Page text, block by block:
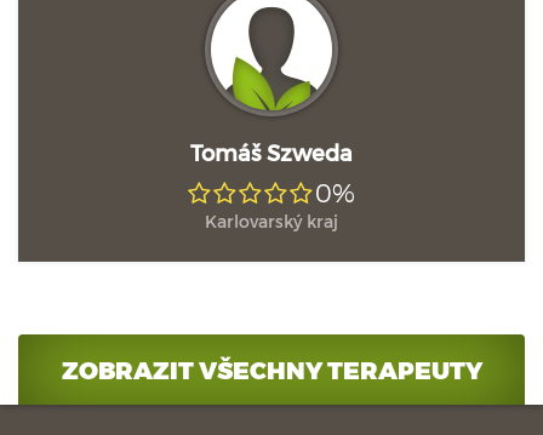
Tomáš Szweda
0%
Karlovarský kraj
ZOBRAZIT VŠECHNY TERAPEUTY